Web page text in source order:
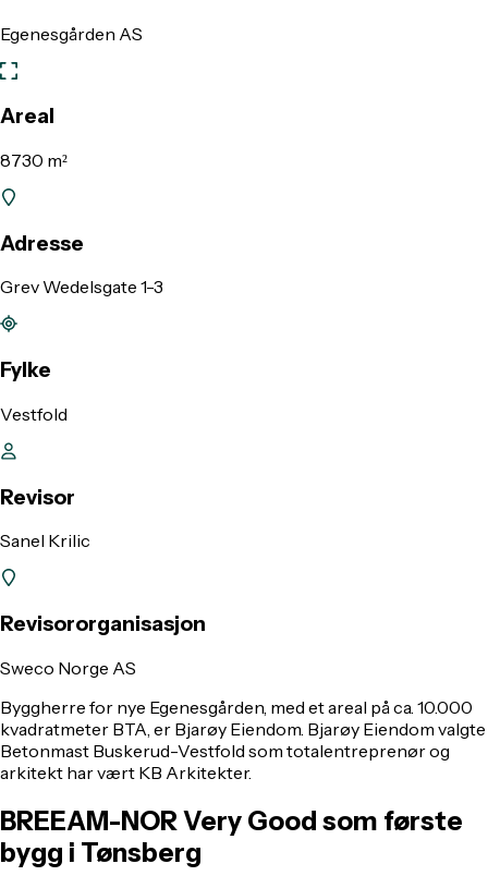
Egenesgården AS
Areal
8730 m²
Adresse
Grev Wedelsgate 1-3
Fylke
Vestfold
Revisor
Sanel Krilic
Revisororganisasjon
Sweco Norge AS
Byggherre for nye Egenesgården, med et areal på ca. 10.000
kvadratmeter BTA, er Bjarøy Eiendom. Bjarøy Eiendom valgte
Betonmast Buskerud-Vestfold som totalentreprenør og
arkitekt har vært KB Arkitekter.
BREEAM-NOR Very Good som første
bygg i Tønsberg